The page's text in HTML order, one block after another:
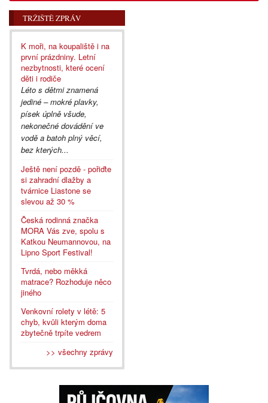
TRŽIŠTĚ ZPRÁV
K moři, na koupaliště i na
první prázdniny. Letní
nezbytnosti, které ocení
děti i rodiče
Léto s dětmi znamená
jediné – mokré plavky,
písek úplně všude,
nekonečné dovádění ve
vodě a batoh plný věcí,
bez kterých...
Ještě není pozdě - pořiďte
si zahradní dlažby a
tvárnice Liastone se
slevou až 30 %
Česká rodinná značka
MORA Vás zve, spolu s
Katkou Neumannovou, na
Lipno Sport Festival!
Tvrdá, nebo měkká
matrace? Rozhoduje něco
jiného
Venkovní rolety v létě: 5
chyb, kvůli kterým doma
zbytečně trpíte vedrem
>> všechny zprávy